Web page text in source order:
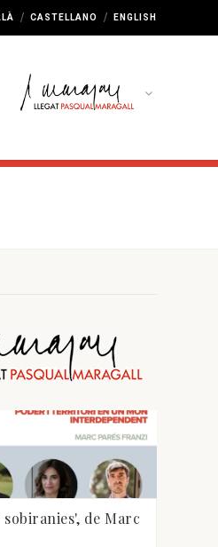
CASTELLANO ENGLISH
de Marc